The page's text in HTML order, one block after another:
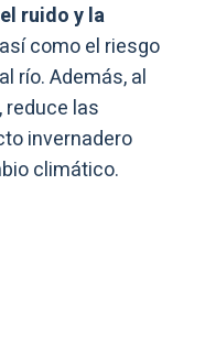
ruido y la
así como el riesgo
río. Además, al
reduce las
invernadero
climático.